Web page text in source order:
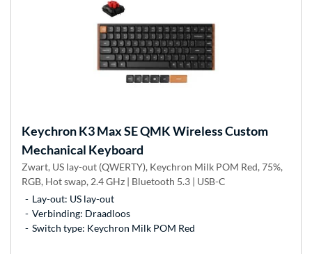
KeychronK3 Max SE QMK Wireless Custom
Mechanical Keyboard
Zwart, US lay-out (QWERTY), Keychron Milk POM Red, 75%,
RGB, Hot swap, 2.4 GHz | Bluetooth 5.3 | USB-C
Lay-out: US lay-out
Verbinding: Draadloos
Switch type: Keychron Milk POM Red